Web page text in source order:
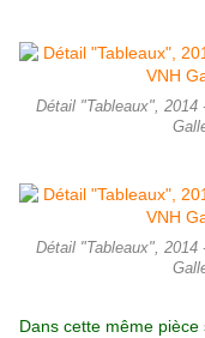
Détail "Tableaux", 2014
Détail "Tableaux", 2014
Dans cette même